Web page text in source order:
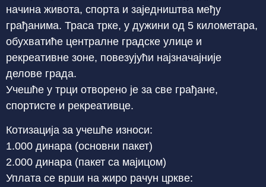
начина живота, спорта и заједништва међу
грађанима. Траса трке, у дужини од 5 километара,
обухватиће централне градске улице и
рекреативне зоне, повезујући најзначајније
делове града.
Учешће у трци отворено је за све грађане,
спортисте и рекреативце.
Котизација за учешће износи:
1.000 динара (основни пакет)
2.000 динара (пакет са мајицом)
Уплата се врши на жиро рачун цркве: